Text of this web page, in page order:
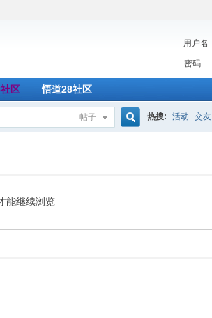
用户名
密码
区 悟道28社区
帖子 热搜: 活动 交友
能继续浏览